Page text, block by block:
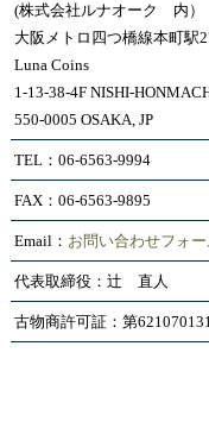
(株式会社ルナオーク 内）
大阪メトロ四つ橋線本町駅
Luna Coins
1-13-38-4F NISHI-
550-0005 OSAKA, JP
TEL：06-6563-9994
FAX：06-6563-9895
Email： お問い合わせフォー
代表取締役：辻 直人
古物商許可証：第